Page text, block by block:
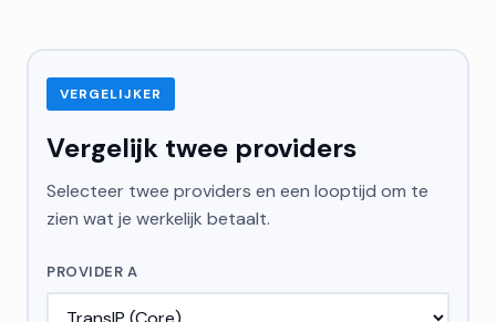
VERGELIJKER
Vergelijk twee providers
Selecteer twee providers en een looptijd om te
zien wat je werkelijk betaalt.
PROVIDER A